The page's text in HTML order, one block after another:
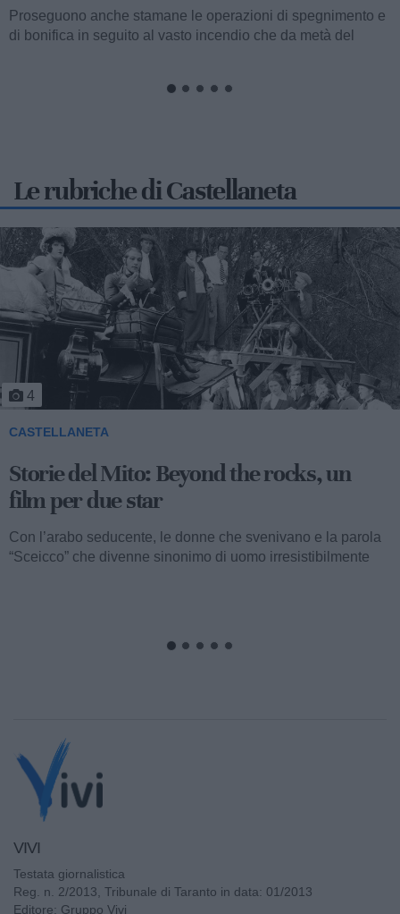
storico di Castellaneta, la 21esima edizione della Sagra da
Far'nèdd'...
Le rubriche di Castellaneta
5
CASTELLANETA
Storie del Mito: Uno sceicco esuberante
Valentino fu consacrato attore internazionale, come abbiamo
visto, con il film “I quattro cavalieri dell’Apocalisse”. Così
cominciava...
VIVI
Testata giornalistica
Reg. n. 2/2013, Tribunale di Taranto in data: 01/2013
Editore: Gruppo Vivi